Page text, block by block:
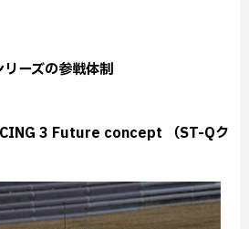
ーズの参戦体制
3 Future concept （ST-Qク